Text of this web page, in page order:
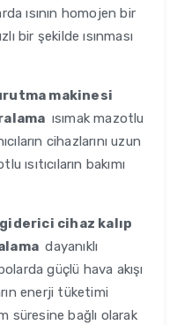
ısının homojen bir
bir şekilde ısınması
makinesi
ısımak mazotlu
cihazlarını uzun
ısıtıcıların bakımı
cihaz kalıp
dayanıklı
güçlü hava akışı
enerji tüketimi
süresine bağlı olarak